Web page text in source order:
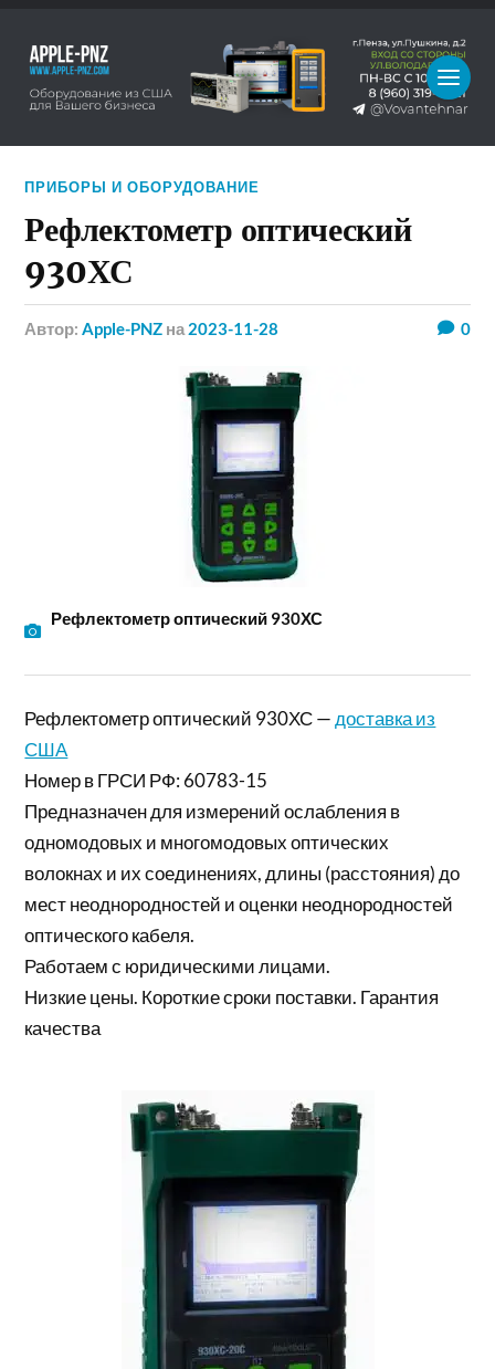
ПРИБОРЫ И ОБОРУДОВАНИЕ
Рефлектометр оптический
930ХС
Автор:Apple-PNZ на 2023-11-28 0
Рефлектометр оптический 930ХС
Рефлектометр оптический 930ХС — доставка из
США
Номер в ГРСИ РФ: 60783-15
Предназначен для измерений ослабления в
одномодовых и многомодовых оптических
волокнах и их соединениях, длины (расстояния) до
мест неоднородностей и оценки неоднородностей
оптического кабеля.
Работаем с юридическими лицами.
Низкие цены. Короткие сроки поставки. Гарантия
качества